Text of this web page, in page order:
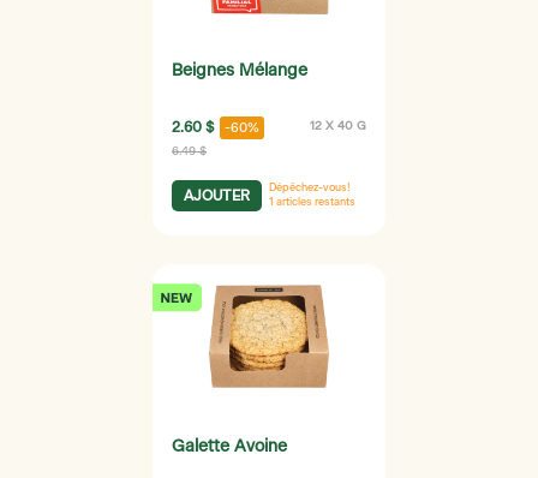
Beignes Mélange
2.60 $ -60% 12 X 40 G
6.49 $
AJOUTER
Dépêchez-vous!
1 articles restants
Galette Avoine